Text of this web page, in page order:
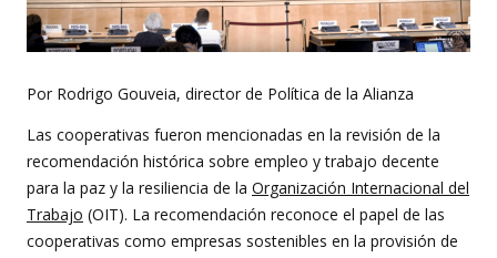
Por Rodrigo Gouveia, director de Política de la Alianza
Las cooperativas fueron mencionadas en la revisión de la
recomendación histórica sobre empleo y trabajo decente
para la paz y la resiliencia de la Organización Internacional del
Trabajo (OIT). La recomendación reconoce el papel de las
cooperativas como empresas sostenibles en la provisión de